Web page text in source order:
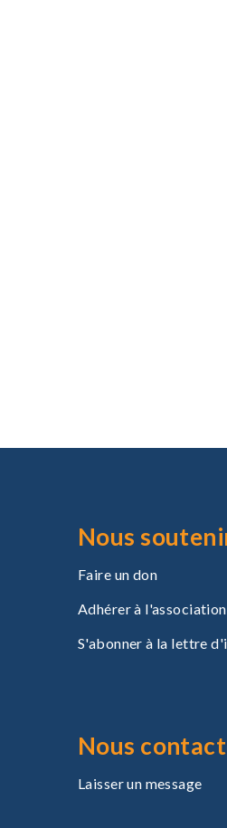
Nous
Faire un don
Adhérer à l'association
S'abonner à la lettre
Nous
Laisser un message